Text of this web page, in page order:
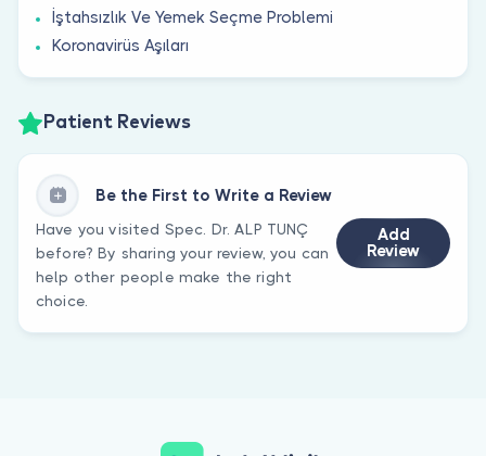
İştahsızlık Ve Yemek Seçme Problemi
Koronavirüs Aşıları
Patient Reviews
Be the First to Write a Review
Have you visited Spec. Dr. ALP TUNÇ
before? By sharing your review, you can
help other people make the right
choice.
Add
Review